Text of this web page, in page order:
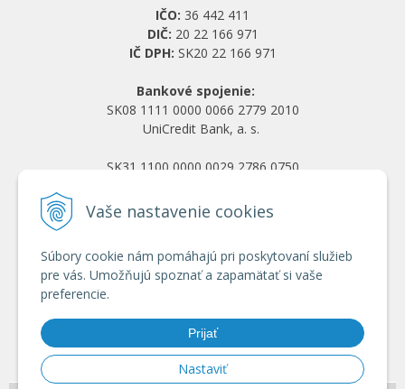
Vaše nastavenie cookies
Súbory cookie nám pomáhajú pri poskytovaní služieb
pre vás. Umožňujú spoznať a zapamätať si vaše
preferencie.
Prijať
Nastaviť
IČO: 36 442 411
DIČ: 20 22 166 971
IČ DPH: SK20 22 166 971
Bankové spojenie:
SK08 1111 0000 0066 2779 2010
UniCredit Bank, a. s.
SK31 1100 0000 0029 2786 0750
Obchodné podmienky
Ochrana osobných údajov
Doprava a platba
Registrácia veľkoobchod